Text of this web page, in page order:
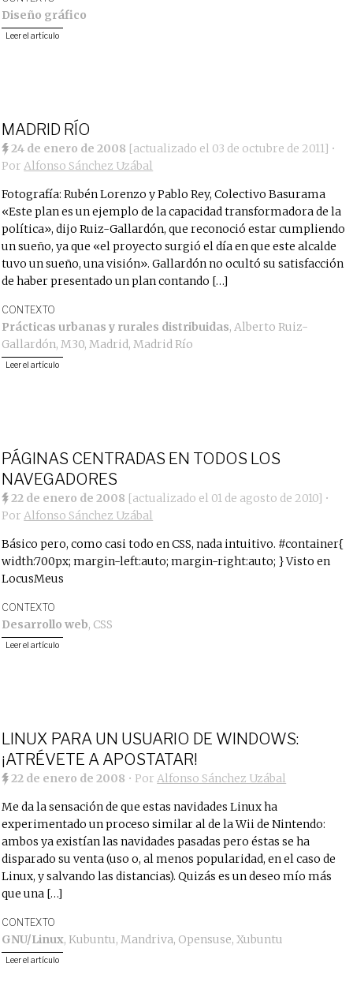
Diseño gráfico
Leer el artículo
MADRID RÍO
24 de enero de 2008 [actualizado el 03 de octubre de 2011] •
PorAlfonso Sánchez Uzábal
Fotografía: Rubén Lorenzo y Pablo Rey, Colectivo Basurama
«Este plan es un ejemplo de la capacidad transformadora de la
política», dijo Ruiz-Gallardón, que reconoció estar cumpliendo
un sueño, ya que «el proyecto surgió el día en que este alcalde
tuvo un sueño, una visión». Gallardón no ocultó su satisfacción
de haber presentado un plan contando […]
CONTEXTO
Prácticas urbanas y rurales distribuidas,Alberto Ruiz-
Gallardón,M30,Madrid,Madrid Río
Leer el artículo
PÁGINAS CENTRADAS EN TODOS LOS
NAVEGADORES
22 de enero de 2008 [actualizado el 01 de agosto de 2010] •
PorAlfonso Sánchez Uzábal
Básico pero, como casi todo en CSS, nada intuitivo. #container{
width:700px; margin-left:auto; margin-right:auto; } Visto en
LocusMeus
CONTEXTO
Desarrollo web, CSS
Leer el artículo
LINUX PARA UN USUARIO DE WINDOWS:
¡ATRÉVETE A APOSTATAR!
22 de enero de 2008 • PorAlfonso Sánchez Uzábal
Me da la sensación de que estas navidades Linux ha
experimentado un proceso similar al de la Wii de Nintendo:
ambos ya existían las navidades pasadas pero éstas se ha
disparado su venta (uso o, al menos popularidad, en el caso de
Linux, y salvando las distancias). Quizás es un deseo mío más
que una […]
CONTEXTO
GNU/Linux, Kubuntu,Mandriva, Opensuse,Xubuntu
Leer el artículo